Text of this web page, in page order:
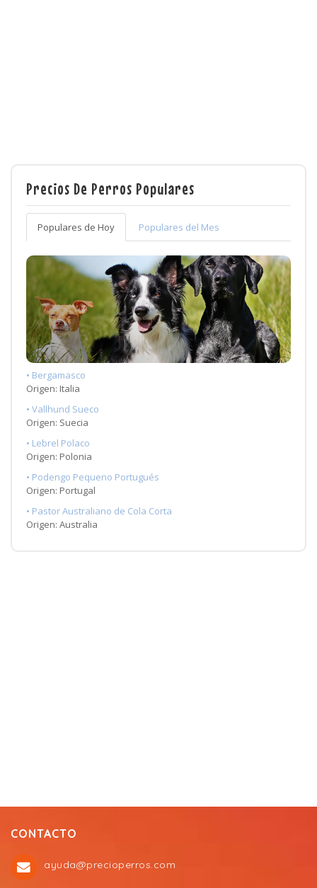
Precios De Perros Populares
Populares de Hoy Populares del Mes
• Bergamasco
Origen: Italia
• Vallhund Sueco
Origen: Suecia
• Lebrel Polaco
Origen: Polonia
• Podengo Pequeno Portugués
Origen: Portugal
• Pastor Australiano de Cola Corta
Origen: Australia
CONTACTO
ayuda@precioperros.com